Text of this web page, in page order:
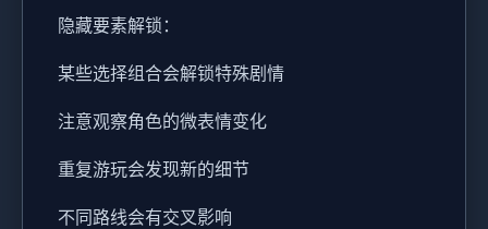
隐藏要素解锁：
某些选择组合会解锁特殊剧情
注意观察角色的微表情变化
重复游玩会发现新的细节
不同路线会有交叉影响